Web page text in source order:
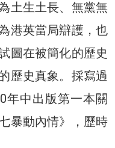
土生土長、無黨無
港英當局辯護，也
圖在被簡化的歷史
歷史真象。採寫過
年中出版第一本關
暴動內情》，歷時